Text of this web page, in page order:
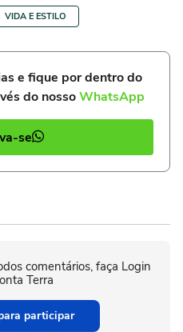
VIDA E ESTILO
e fique por dentro do
do nossoWhatsApp
se
comentários, faça Login
Terra
participar